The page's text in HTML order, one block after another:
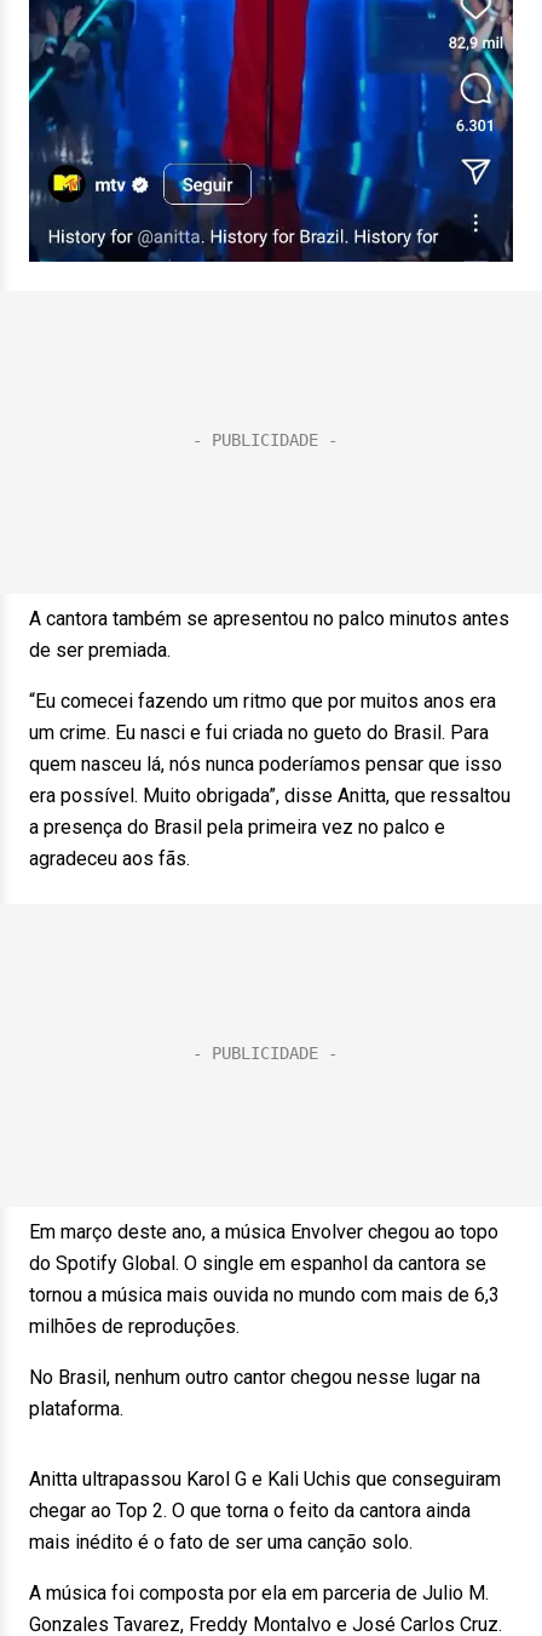
A cantora também se apresentou no palco minutos antes
de ser premiada.
“Eu comecei fazendo um ritmo que por muitos anos era
um crime. Eu nasci e fui criada no gueto do Brasil. Para
quem nasceu lá, nós nunca poderíamos pensar que isso
era possível. Muito obrigada”, disse Anitta, que ressaltou
a presença do Brasil pela primeira vez no palco e
agradeceu aos fãs.
Em março deste ano, a música Envolver chegou ao topo
do Spotify Global. O single em espanhol da cantora se
tornou a música mais ouvida no mundo com mais de 6,3
milhões de reproduções.
No Brasil, nenhum outro cantor chegou nesse lugar na
plataforma.
Anitta ultrapassou Karol G e Kali Uchis que conseguiram
chegar ao Top 2. O que torna o feito da cantora ainda
mais inédito é o fato de ser uma canção solo.
A música foi composta por ela em parceria de Julio M.
Gonzales Tavarez, Freddy Montalvo e José Carlos Cruz.